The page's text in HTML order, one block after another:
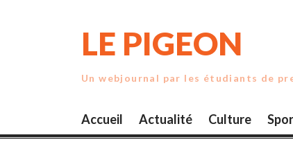
LE PIGEON
Un webjournal par les étudiants de
Accueil Actualité Culture